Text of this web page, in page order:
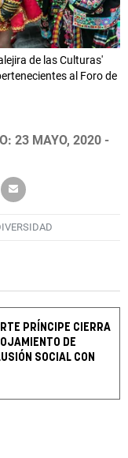
de las Culturas'
al Foro de
23 MAYO, 2020 -
PRÍNCIPE CIERRA
DE
SOCIAL CON